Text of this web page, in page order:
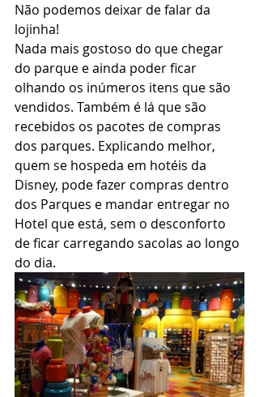
Não podemos deixar de falar da
lojinha!
Nada mais gostoso do que chegar
do parque e ainda poder ficar
olhando os inúmeros itens que são
vendidos. Também é lá que são
recebidos os pacotes de compras
dos parques. Explicando melhor,
quem se hospeda em hotéis da
Disney, pode fazer compras dentro
dos Parques e mandar entregar no
Hotel que está, sem o desconforto
de ficar carregando sacolas ao longo
do dia.